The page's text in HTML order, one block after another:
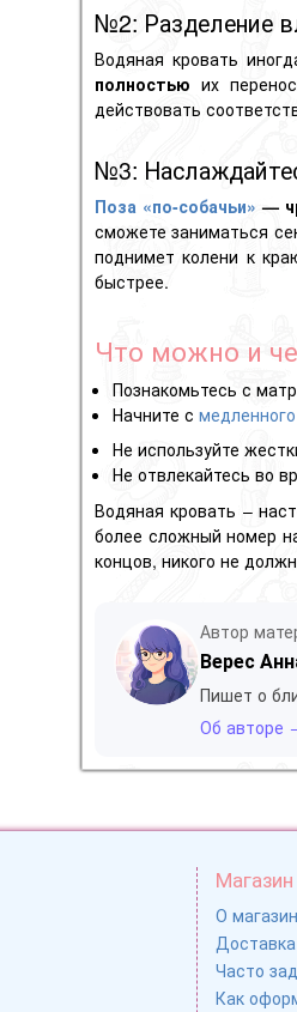
№2: Разделение
Водяная кровать
полностью их
действовать
№3:
Поза «по-собачьи» —
сможете заниматься
поднимет колени к
быстрее.
Что можно и
Познакомьтесь с
Начните с
Не используйте
Не отвлекайтесь во
Водяная кровать –
более сложный номер
концов, никого не
Автор
Верес
Пишет о
Об авторе
Магазин
О
Часто
Как